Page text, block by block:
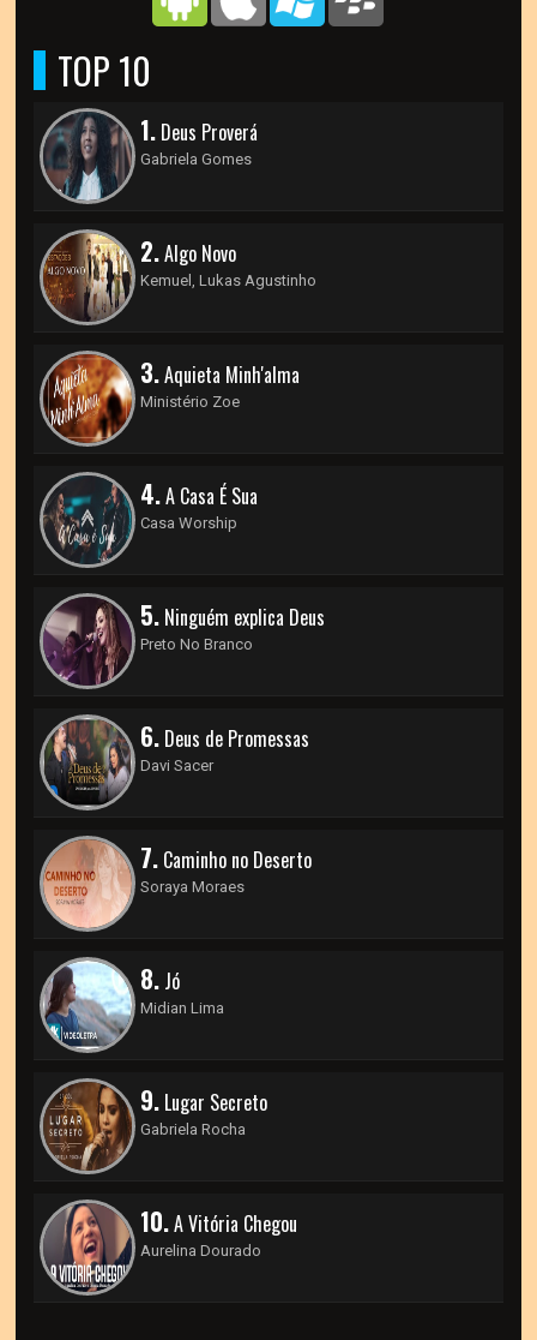
TOP 10
1. Deus Proverá
Gabriela Gomes
2.Algo Novo
Kemuel, Lukas Agustinho
3.Aquieta Minh'alma
Ministério Zoe
4.A Casa É Sua
Casa Worship
5. Ninguém explica Deus
Preto No Branco
6. Deus de Promessas
Davi Sacer
7. Caminho no Deserto
Soraya Moraes
8. Jó
Midian Lima
9. Lugar Secreto
Gabriela Rocha
10.A Vitória Chegou
Aurelina Dourado